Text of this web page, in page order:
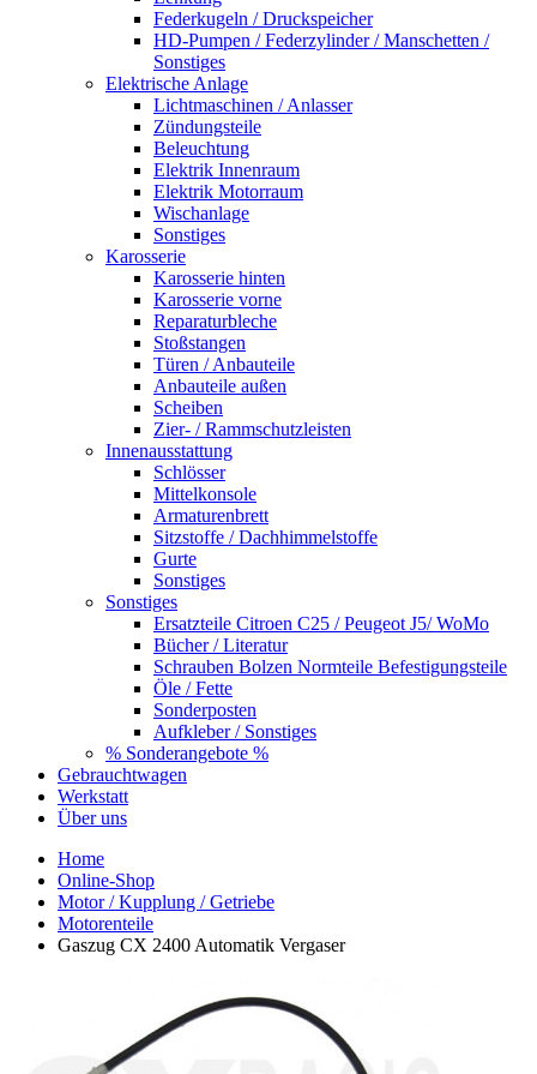
Federkugeln / Druckspeicher
HD-Pumpen / Federzylinder / Manschetten /
Sonstiges
Elektrische Anlage
Lichtmaschinen / Anlasser
Zündungsteile
Beleuchtung
Elektrik Innenraum
Elektrik Motorraum
Wischanlage
Sonstiges
Karosserie
Karosserie hinten
Karosserie vorne
Reparaturbleche
Stoßstangen
Türen / Anbauteile
Anbauteile außen
Scheiben
Zier- / Rammschutzleisten
Innenausstattung
Schlösser
Mittelkonsole
Armaturenbrett
Sitzstoffe / Dachhimmelstoffe
Gurte
Sonstiges
Sonstiges
Ersatzteile Citroen C25 / Peugeot J5/ WoMo
Bücher / Literatur
Schrauben Bolzen Normteile Befestigungsteile
Öle / Fette
Sonderposten
Aufkleber / Sonstiges
% Sonderangebote %
Gebrauchtwagen
Werkstatt
Über uns
Home
Online-Shop
Motor / Kupplung / Getriebe
Motorenteile
Gaszug CX 2400 Automatik Vergaser